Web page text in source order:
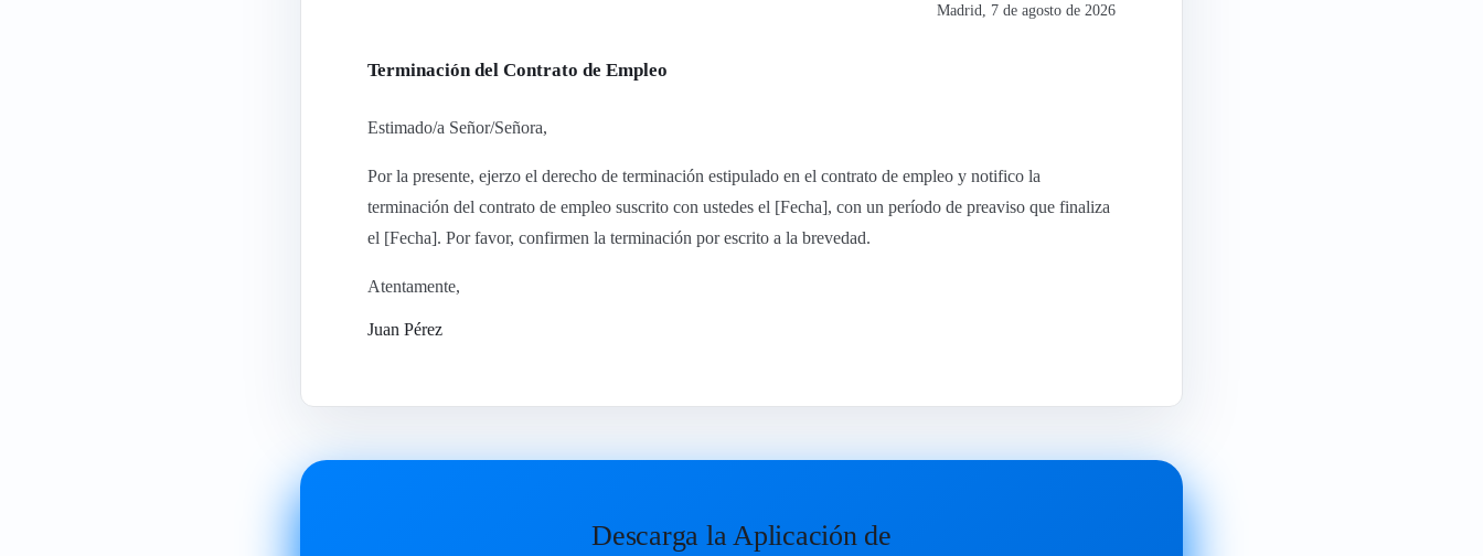
Madrid 7 de agosto de 2026
Terminación del Contrato de Empleo
Estimado/a Señor/Señora,
Por la presente, ejerzo el derecho de terminación estipulado en el contrato de empleo y notifico la
terminación del contrato de empleo suscrito con ustedes el [Fecha], con un período de preaviso que finaliza
el [Fecha]. Por favor, confirmen la terminación por escrito a la brevedad.
Atentamente,
Juan Pérez
Descarga la Aplicación de